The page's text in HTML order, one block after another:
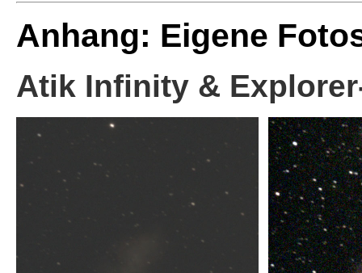
Anhang: Eigene
Atik Infinity &